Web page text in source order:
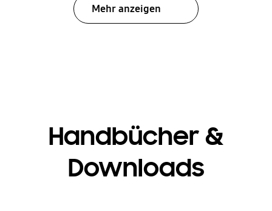
Mehr anzeigen
Handbücher &
Downloads